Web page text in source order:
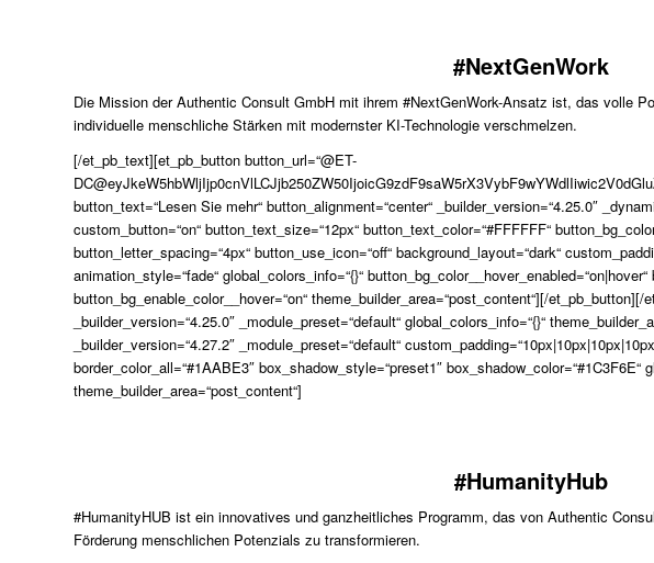
#NextGenWork
Die Mission der Authentic Consult GmbH mit ihrem #NextGenWork-Ansatz ist, das volle
individuelle menschliche Stärken mit modernster KI-Technologie verschmelzen.
[/et_pb_text][et_pb_button button_url=“@ET-
button_text=“Lesen Sie mehr“ button_alignment=“center“ _builder_version=“4.25.0″
custom_button=“on“ button_text_size=“12px“ button_text_color=“#FFFFFF“
button_letter_spacing=“4px“ button_use_icon=“off“ background_layout=“dark“
animation_style=“fade“ global_colors_info=“{}“
button_bg_enable_color__hover=“on“ theme_builder_area=“post_content“][/
_builder_version=“4.25.0″ _module_preset=“default“ global_colors_info=“{}“
_builder_version=“4.27.2″ _module_preset=“default“
border_color_all=“#1AABE3″ box_shadow_style=“preset1″ box_shadow_color=“#1C3F6E“
theme_builder_area=“post_content“]
#HumanityHub
#HumanityHUB ist ein innovatives und ganzheitliches Programm, das von Authentic
Förderung menschlichen Potenzials zu transformieren.